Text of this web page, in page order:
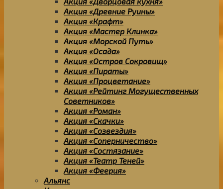
Акция «Древние Руины»
Акция «Крафт»
Акция «Мастер Клинка»
Акция «Морской Путь»
Акция «Осада»
Акция «Остров Сокровищ»
Акция «Пираты»
Акция «Процветание»
Акция «Рейтинг Могущественных
Советников»
Акция «Роман»
Акция «Скачки»
Акция «Созвездия»
Акция «Соперничество»
Акция «Состязание»
Акция «Театр Теней»
Акция «Феерия»
Альянс